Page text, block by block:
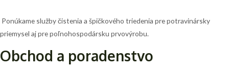
Ponúkame služby čistenia a špičkového triedenia pre potravinársky
priemysel aj pre poľnohospodársku prvovýrobu.
Obchod a poradenstvo